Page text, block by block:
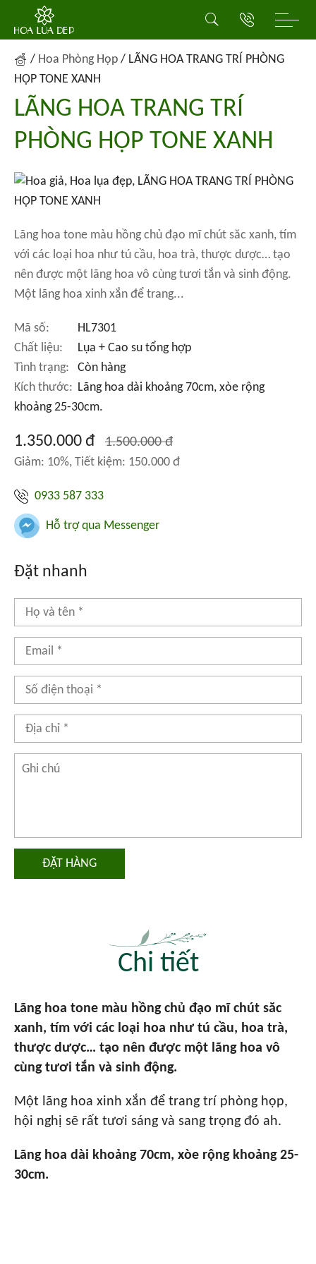
/ Hoa Phòng Họp / LÃNG HOA TRANG TRÍ PHÒNG
HỌP TONE XANH
LÃNG HOA TRANG TRÍ
PHÒNG HỌP TONE XANH
Lãng hoa tone màu hồng chủ đạo mĩ chút săc xanh, tím
với các loại hoa như tú cầu, hoa trà, thược dược… tạo
nên được một lãng hoa vô cùng tươi tắn và sinh động.
Một lãng hoa xinh xắn để trang...
Mã số:
HL7301
Chất liệu:
Lụa + Cao su tổng hợp
Tình trạng:
Còn hàng
Kích thước: Lãng hoa dài khoảng 70cm, xòe rộng
khoảng 25-30cm.
1.350.000 đ 1.500.000 đ
Giảm: 10%, Tiết kiệm: 150.000 đ
0933 587 333
Hỗ trợ qua Messenger
Đặt nhanh
ĐẶT HÀNG
Chi tiết
Lãng hoa tone màu hồng chủ đạo mĩ chút săc
xanh, tím với các loại hoa như tú cầu, hoa trà,
thược dược… tạo nên được một lãng hoa vô
cùng tươi tắn và sinh động.
Một lãng hoa xinh xắn để trang trí phòng họp,
hội nghị sẽ rất tươi sáng và sang trọng đó ah.
Lãng hoa dài khoảng 70cm, xòe rộng khoảng 25-
30cm.